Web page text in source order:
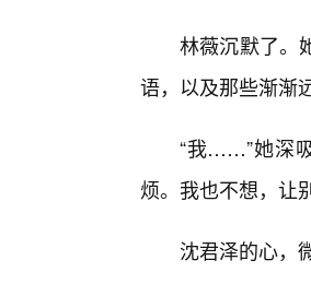
林薇沉默了。
语，以及那些渐渐
“我……”她深
烦。我也不想，让
沈君泽的心，